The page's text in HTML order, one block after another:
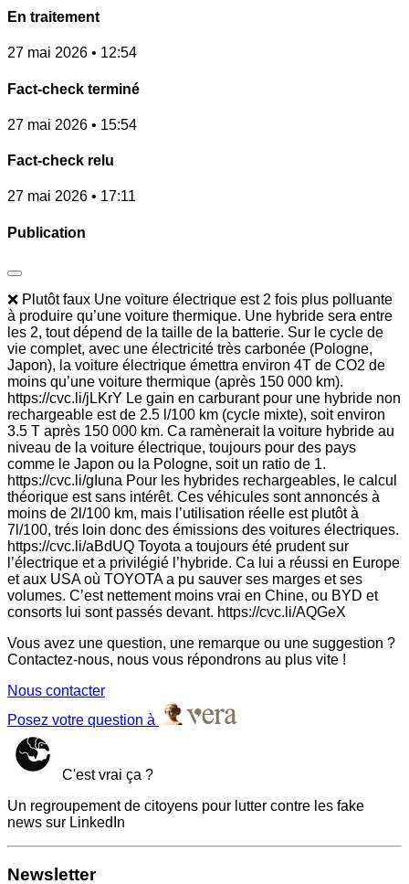
En traitement
27 mai 2026 • 12:54
Fact-check terminé
27 mai 2026 • 15:54
Fact-check relu
27 mai 2026 • 17:11
Publication
❌ Plutôt faux Une voiture électrique est 2 fois plus polluante
à produire qu’une voiture thermique. Une hybride sera entre
les 2, tout dépend de la taille de la batterie. Sur le cycle de
vie complet, avec une électricité très carbonée (Pologne,
Japon), la voiture électrique émettra environ 4T de CO2 de
moins qu’une voiture thermique (après 150 000 km).
https://cvc.li/jLKrY Le gain en carburant pour une hybride non
rechargeable est de 2.5 l/100 km (cycle mixte), soit environ
3.5 T après 150 000 km. Ca ramènerait la voiture hybride au
niveau de la voiture électrique, toujours pour des pays
comme le Japon ou la Pologne, soit un ratio de 1.
https://cvc.li/gIuna Pour les hybrides rechargeables, le calcul
théorique est sans intérêt. Ces véhicules sont annoncés à
moins de 2l/100 km, mais l’utilisation réelle est plutôt à
7l/100, trés loin donc des émissions des voitures électriques.
https://cvc.li/aBdUQ Toyota a toujours été prudent sur
l’électrique et a privilégié l’hybride. Ca lui a réussi en Europe
et aux USA où TOYOTA a pu sauver ses marges et ses
volumes. C’est nettement moins vrai en Chine, ou BYD et
consorts lui sont passés devant. https://cvc.li/AQGeX
Vous avez une question, une remarque ou une suggestion ?
Contactez-nous, nous vous répondrons au plus vite !
Nous contacter
Posez votre question à
C'est vrai ça ?
Un regroupement de citoyens pour lutter contre les fake
news sur LinkedIn
Newsletter